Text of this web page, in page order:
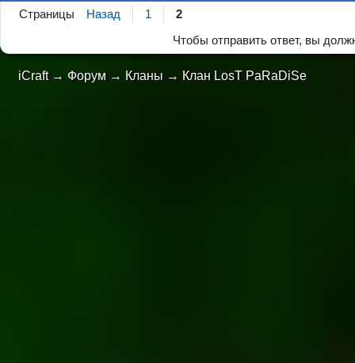
Страницы Назад 1
2
Чтобы отправить ответ, вы
iCraft → Форум → Кланы → Клан LosT PaRaDiSe